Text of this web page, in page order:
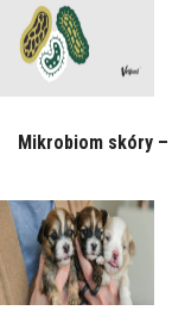
Mikrobiom skóry –